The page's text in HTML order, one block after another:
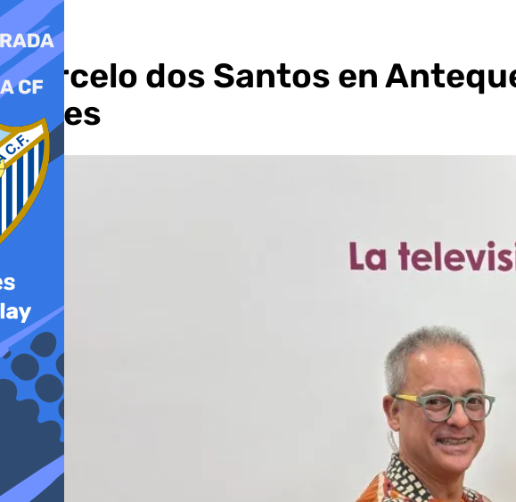
Marcelo dos Santos en
antes